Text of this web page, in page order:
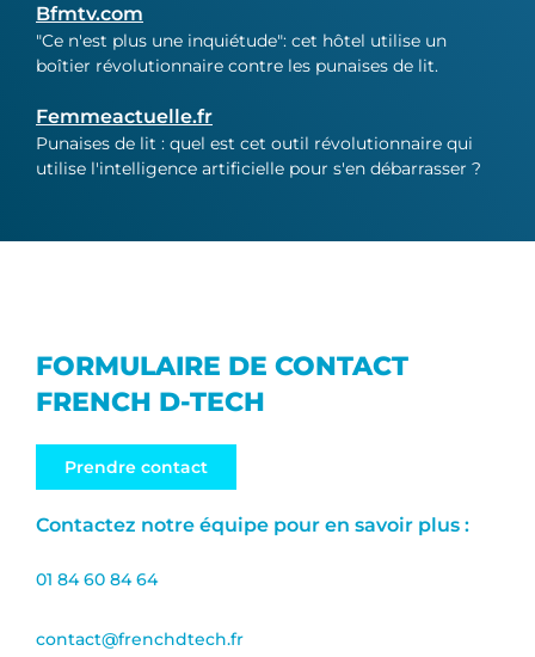
Bfmtv.com
"Ce n'est plus une inquiétude": cet hôtel utilise un
boîtier révolutionnaire contre les punaises de lit.
Femmeactuelle.fr
Punaises de lit : quel est cet outil révolutionnaire qui
utilise l'intelligence artificielle pour s'en débarrasser ?
FORMULAIRE DE CONTACT
FRENCH D-TECH
Prendre contact
Contactez notre équipe pour en savoir plus :
01 84 60 84 64
contact@frenchdtech.fr